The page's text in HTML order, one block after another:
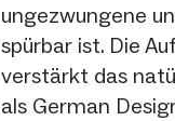
ungezwungene
spürbar ist. Die
verstärkt das
als German